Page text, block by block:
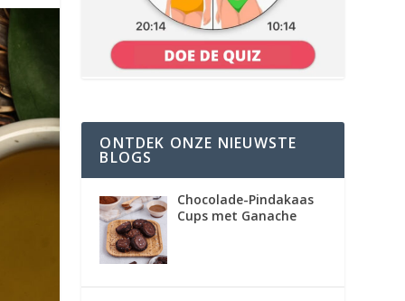
ONTDEK ONZE NIEUWSTE
BLOGS
Chocolade-Pindakaas
Cups met Ganache